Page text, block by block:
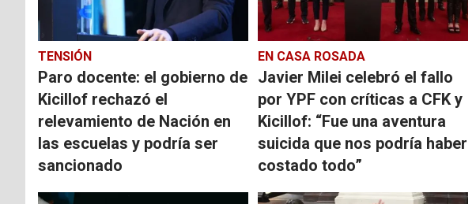
TENSIÓN
Paro docente: el gobierno de
Kicillof rechazó el
relevamiento de Nación en
las escuelas y podría ser
sancionado
EN CASA ROSADA
Javier Milei celebró el fallo
por YPF con críticas a CFK y
Kicillof: “Fue una aventura
suicida que nos podría haber
costado todo”